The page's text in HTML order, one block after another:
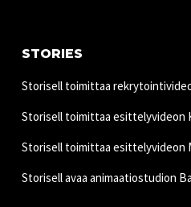
STORIES
Storisell toimittaa
Storisell toimittaa esittelyvideon
Storisell toimittaa esittelyvideon
Storisell avaa animaatiostudion